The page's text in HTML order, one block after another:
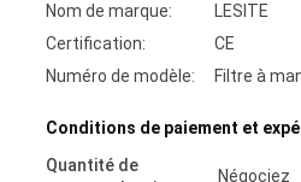
Nom de marque:
LESITE
Certification:
CE
Numéro de modèle:
Filtre à
Conditions de paiement et
Quantité de
Négociez